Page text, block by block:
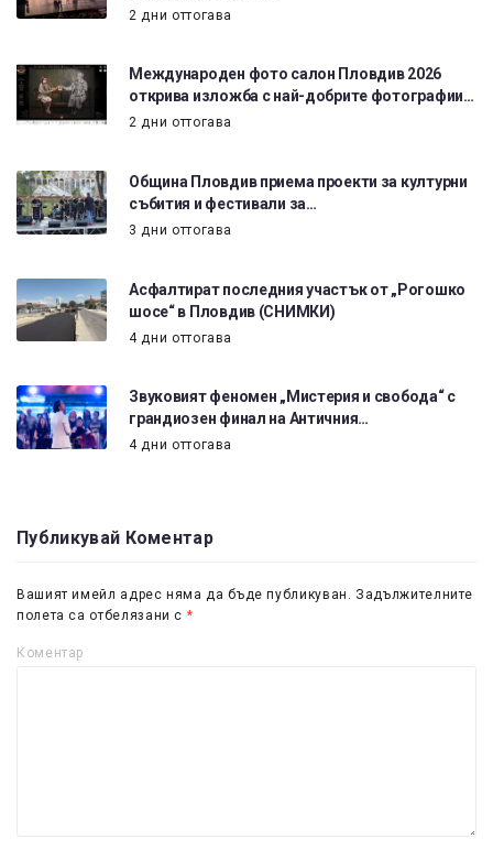
2 дни оттогава
Международен фото салон Пловдив 2026
открива изложба с най-добрите фотографии…
2 дни оттогава
Община Пловдив приема проекти за културни
събития и фестивали за…
3 дни оттогава
Асфалтират последния участък от „Рогошко
шосе“ в Пловдив (СНИМКИ)
4 дни оттогава
Звуковият феномен „Мистерия и свобода“ с
грандиозен финал на Античния…
4 дни оттогава
Публикувай Коментар
Вашият имейл адрес няма да бъде публикуван. Задължителните
полета са отбелязани с *
Коментар